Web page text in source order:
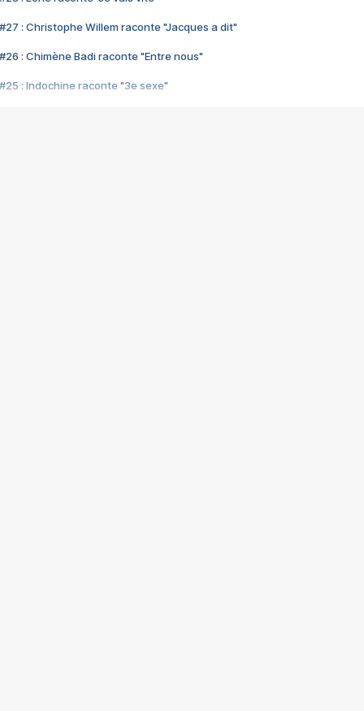
#27 : Christophe Willem raconte "Jacques a dit"
#26 : Chimène Badi raconte "Entre nous"
#25 : Indochine raconte "3e sexe"